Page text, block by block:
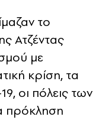
το
Ατζέντας
με
κρίση, τα
oι πόλεις των
πρόκληση